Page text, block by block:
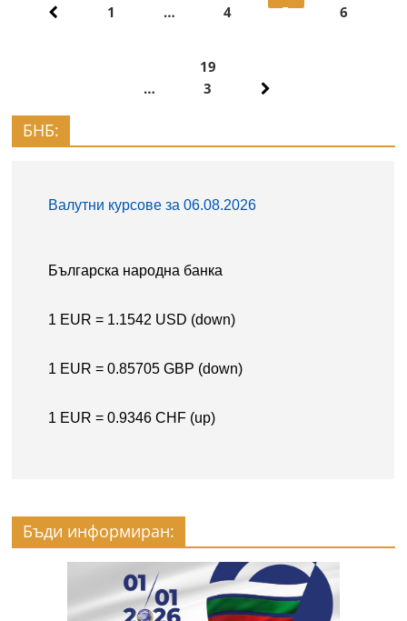
1 …
4
5
6
…
19
3
БНБ:
Бъди информиран: